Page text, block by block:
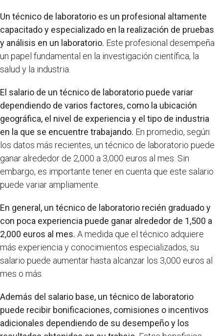
Un técnico de laboratorio es un profesional altamente
capacitado y especializado en la realización de pruebas
y análisis en un laboratorio. Este profesional desempeña
un papel fundamental en la investigación científica, la
salud y la industria.
El salario de un técnico de laboratorio puede variar
dependiendo de varios factores, como la ubicación
geográfica, el nivel de experiencia y el tipo de industria
en la que se encuentre trabajando. En promedio, según
los datos más recientes, un técnico de laboratorio puede
ganar alrededor de 2,000 a 3,000 euros al mes. Sin
embargo, es importante tener en cuenta que este salario
puede variar ampliamente.
En general, un técnico de laboratorio recién graduado y
con poca experiencia puede ganar alrededor de 1,500 a
2,000 euros al mes. A medida que el técnico adquiere
más experiencia y conocimientos especializados, su
salario puede aumentar hasta alcanzar los 3,000 euros al
mes o más.
Además del salario base, un técnico de laboratorio
puede recibir bonificaciones, comisiones o incentivos
adicionales dependiendo de su desempeño y los